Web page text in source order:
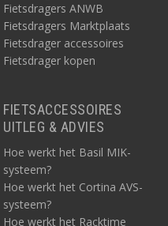
Fietsdragers ANWB
Fietsdragers Marktplaats
Fietsdrager accessoires
Fietsdrager kopen
FIETSACCESSOIRES
UITLEG & ADVIES
Hoe werkt het Basil MIK-
systeem?
Hoe werkt het Cortina AVS-
systeem?
Hoe werkt het Racktime